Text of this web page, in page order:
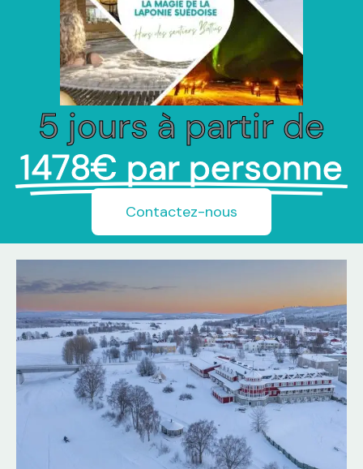
5 jours à partir de
1478€ par personne
Contactez-nous